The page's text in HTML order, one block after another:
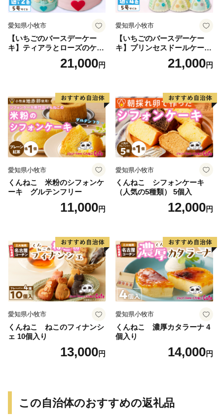
愛知県小牧市
【いちごのバースデーケー
キ】ティアラとローズのケー
キ スイーツ デザート 洋菓
子 お取り寄せ 愛知県 小牧市
レーション ホールケーキ 日
時指定可
21,000円
愛知県小牧市
【いちごのバースデーケー
キ】プリンセスドールケーキ
日時指定可 スイーツ デザー
ト 洋菓子 お取り寄せ 愛知県
デコレーションケーキ ホー
ルケーキ 人形 かわいい こど
も
21,000円
愛知県小牧市
くんねこ 米粉のシフォンケ
ーキ グルテンフリー
11,000円
愛知県小牧市
くんねこ シフォンケーキ
（人気の5種類） 5個入
12,000円
愛知県小牧市
くんねこ ねこのフィナンシ
ェ 10個入り
13,000円
愛知県小牧市
くんねこ 濃厚カタラーナ 4
個入り
14,000円
この自治体のおすすめの返礼品